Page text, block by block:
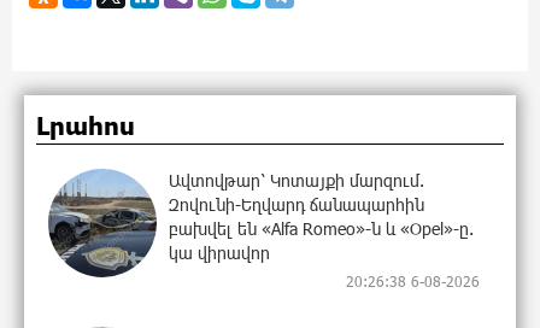
Լրահոս
Ավտովթար՝ Կոտայքի մարզում.
Զովունի-Եղվարդ ճանապարհին
բախվել են «Alfa Romeo»-ն և «Opel»-ը.
կա վիրավոր
20:26:38 6-08-2026